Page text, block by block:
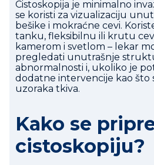
Cistoskopija je minimalno
se koristi za vizualizaciju
bešike i mokraćne cevi.
tanku, fleksibilnu ili krutu
kamerom i svetlom – lekar
pregledati unutrašnje
abnormalnosti i, ukoliko je
dodatne intervencije kao što
uzoraka tkiva.
Kako se
cistoskopiju?